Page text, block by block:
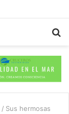
/ Sus hermosas